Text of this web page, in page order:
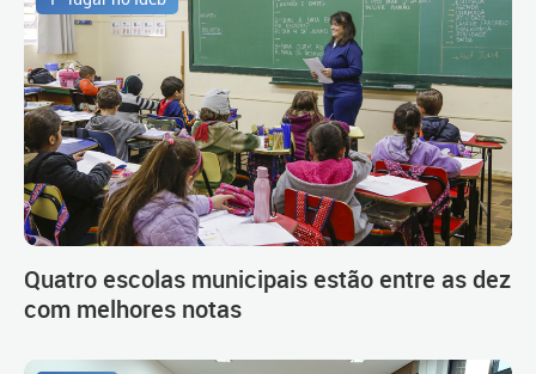
Quatro escolas municipais estão entre as dez
com melhores notas